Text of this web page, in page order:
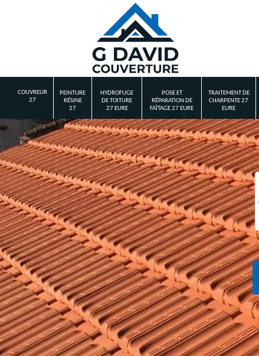
COUVREUR
27
PEINTURE
RÉSINE
27
HYDROFUGE
DE TOITURE
27 EURE
POSE ET
RÉPARATION DE
FAÎTAGE 27 EURE
TRAITEMENT DE
CHARPENTE 27
EURE